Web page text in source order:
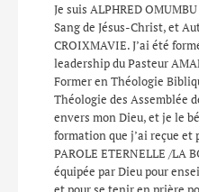
Je suis ALPHRED
Sang de Jésus-Christ, et
CROIXMAVIE. J’ai été
leadership du Pasteur
Former en Théologie
Théologie des Assemblée
envers mon Dieu, et je le
formation que j’ai reçue et
PAROLE ETERNELLE /LA
équipée par Dieu pour